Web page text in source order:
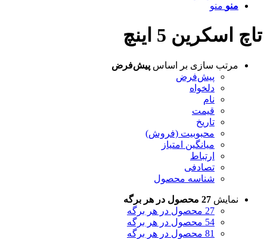
منو منو
تاچ اسکرین 5 اینچ
مرتب سازی بر اساس پیش‌فرض
پیش‌فرض
دلخواه
نام
قیمت
تاریخ
محبوبیت (فروش)
میانگین امتیاز
ارتباط
تصادفی
شناسه محصول
نمایش 27 محصول در هر برگه
27 محصول در هر برگه
54 محصول در هر برگه
81 محصول در هر برگه